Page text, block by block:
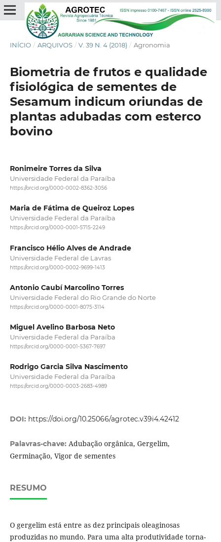
INÍCIO / ARQUIVOS / V. 39 N. 4 (2018) / Agronomia
Biometria de frutos e qualidade
fisiológica de sementes de
Sesamum indicum oriundas de
plantas adubadas com esterco
bovino
Ronimeire Torres da Silva
Universidade Federal da Paraíba
https://orcid.org/0000-0002-8362-3056
Maria de Fátima de Queiroz Lopes
Universidade Federal da Paraíba
https://orcid.org/0000-0001-5715-2249
Francisco Hélio Alves de Andrade
Universidade Federal de Lavras
https://orcid.org/0000-0002-9699-1413
Antonio Caubí Marcolino Torres
Universidade Federal do Rio Grande do Norte
https://orcid.org/0000-0001-8075-3114
Miguel Avelino Barbosa Neto
Universidade Federal da Paraíba
https://orcid.org/0000-0001-5367-7697
Rodrigo Garcia Silva Nascimento
Universidade Federal da Paraíba
https://orcid.org/0000-0003-2683-4989
DOI: https://doi.org/10.25066/agrotec.v39i4.42412
Palavras-chave: Adubação orgânica, Gergelim,
Germinação, Vigor de sementes
RESUMO
O gergelim está entre as dez principais oleaginosas
produzidas no mundo. Para uma alta produtividade torna-